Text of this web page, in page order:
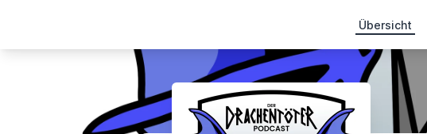
Übersicht